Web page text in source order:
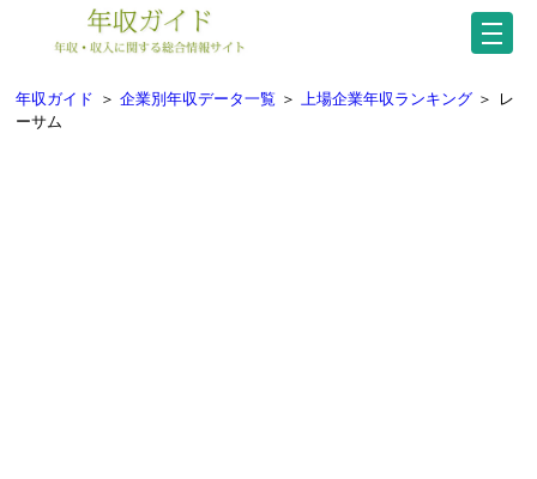
年収ガイド ＞ 企業別年収データ一覧 ＞ 上場企業年収ランキング ＞
レ
ーサム